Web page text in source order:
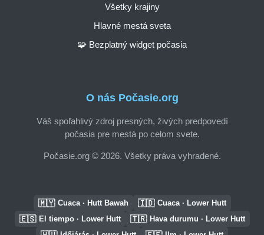
O nás Počasie.org
Váš spoľahlivý zdroj presných, živých predpovedí
počasia pre mestá po celom svete.
Počasie.org © 2026. Všetky práva vyhradené.
Všetky krajiny
Hlavné mestá sveta
🧩 Bezplatný widget počasia
🇲🇾 Cuaca · Hutt Bawah 🇮🇩 Cuaca · Lower Hutt
🇪🇸 El tiempo · Lower Hutt 🇹🇷 Hava durumu · Lower Hutt